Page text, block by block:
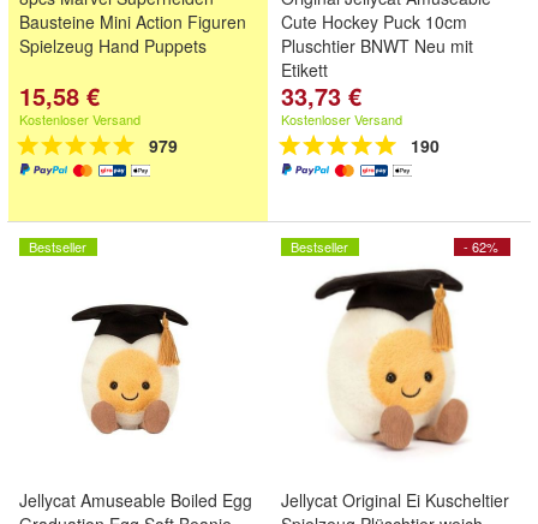
Bausteine Mini Action Figuren
Spielzeug Hand Puppets
15,58 €
Kostenloser Versand
979
Cute Hockey Puck 10cm
Pluschtier BNWT Neu mit
Etikett
33,73 €
Kostenloser Versand
190
Bestseller
Jellycat Amuseable Boiled Egg
- 62%
Bestseller
Jellycat Original Ei Kuscheltier